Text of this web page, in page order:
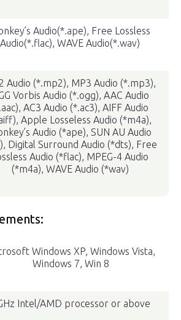
Audio(*.ape), Free Lossless
Audio(*.flac), WAVE Audio(*.wav)
Audio (*.mp2), MP3 Audio (*.mp3),
Vorbis Audio (*.ogg), AAC Audio
AC3 Audio (*.ac3), AIFF Audio
Apple Losseless Audio (*m4a),
Audio (*ape), SUN AU Audio
Digital Surround Audio (*dts), Free
Audio (*flac), MPEG-4 Audio
(*m4a), WAVE Audio (*wav)
Windows XP, Windows Vista,
Windows 7, Win 8
Intel/AMD processor or above